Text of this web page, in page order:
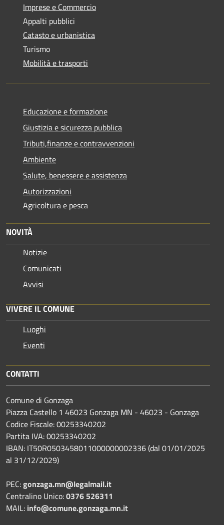
Imprese e Commercio
Appalti pubblici
Catasto e urbanistica
Turismo
Mobilità e trasporti
Educazione e formazione
Giustizia e sicurezza pubblica
Tributi,finanze e contravvenzioni
Ambiente
Salute, benessere e assistenza
Autorizzazioni
Agricoltura e pesca
NOVITÀ
Notizie
Comunicati
Avvisi
VIVERE IL COMUNE
Luoghi
Eventi
CONTATTI
Comune di Gonzaga
Piazza Castello 1 46023 Gonzaga MN - 46023 - Gonzaga
Codice Fiscale: 00253340202
Partita IVA: 00253340202
IBAN: IT50R0503458011000000002336 (dal 01/01/2025
al 31/12/2029)
PEC:gonzaga.mn@legalmail.it
Centralino Unico:0376 526311
MAIL: info@comune.gonzaga.mn.it